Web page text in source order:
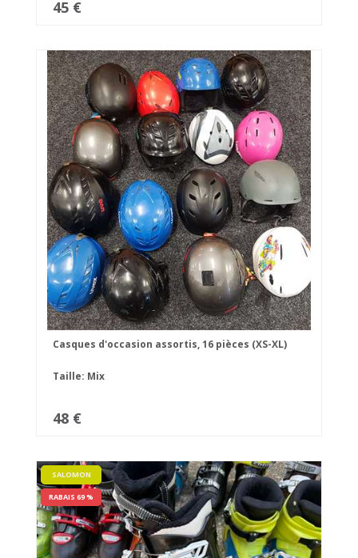
45 €
Casques d'occasion assortis, 16 pièces (XS-XL)
Taille: Mix
48 €
SALOMON
RABAIS 69 %